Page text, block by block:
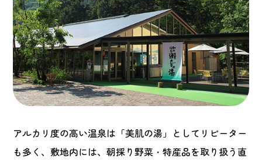
アルカリ度の高い温泉は「美肌の湯」としてリピーター
も多く、敷地内には、朝採り野菜・特産品を取り扱う直